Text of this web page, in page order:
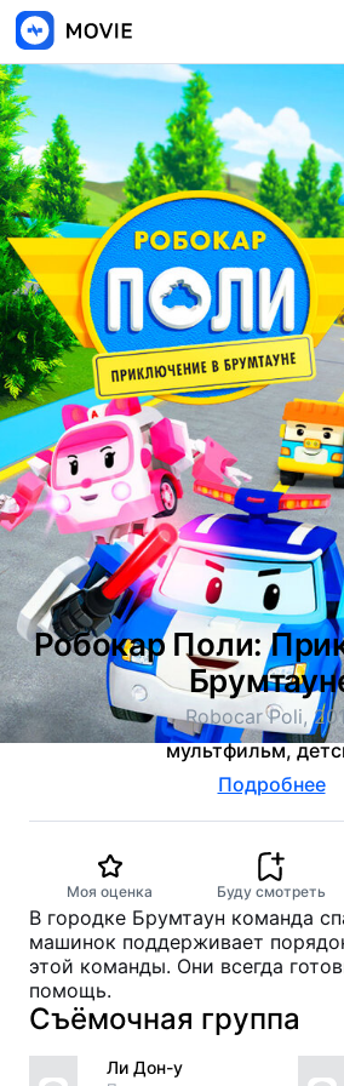
Робокар Поли:
Robocar Poli,
мультфильм,
Подробнее
Моя оценка Буду смотреть
В городке Брумтаун команда
машинок поддерживает
этой команды. Они всегда
помощь.
Съёмочная группа
Ли Дон-у